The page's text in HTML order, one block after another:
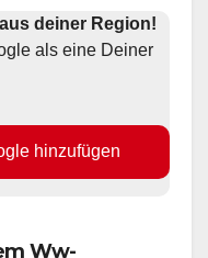
deiner Region!
als eine Deiner
hinzufügen
Ww-